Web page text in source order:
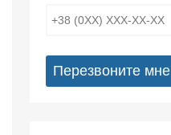
Перезвоните мне